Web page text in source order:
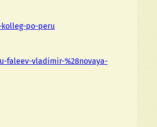
po-peru
faleev-vladimir-%28novaya-